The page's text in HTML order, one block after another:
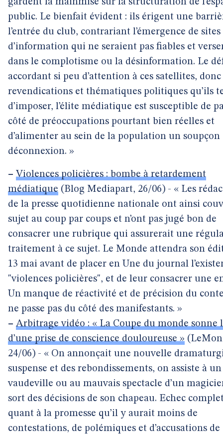
gardent la mainmise sur la structuration de
public. Le bienfait évident : ils érigent une
l’entrée du club, contrariant l’émergence de sites
d’information qui ne seraient pas fiables et
dans le complotisme ou la désinformation. Le
accordant si peu d’attention à ces satellites,
revendications et thématiques politiques qu’ils
d’imposer, l’élite médiatique est susceptible de
côté de préoccupations pourtant bien réelles et
d’alimenter au sein de la population un soupçon
déconnexion. »
– Violences policières : bombe à retardement
médiatique (Blog Mediapart, 26/06) - « Les
de la presse quotidienne nationale ont ainsi
sujet au coup par coups et n’ont pas jugé bon de
consacrer une rubrique qui assurerait une
traitement à ce sujet. Le Monde attendra son
13 mai avant de placer en Une du journal
"violences policières", et de leur consacrer une
Un manque de réactivité et de précision du
ne passe pas du côté des manifestants. »
– Arbitrage vidéo : « La Coupe du monde sonne
d’une prise de conscience douloureuse »
24/06) - « On annonçait une nouvelle
suspense et des rebondissements, on assiste à
vaudeville ou au mauvais spectacle d’un
sort des décisions de son chapeau. Echec
quant à la promesse qu’il y aurait moins de
contestations, de polémiques et d’accusations de